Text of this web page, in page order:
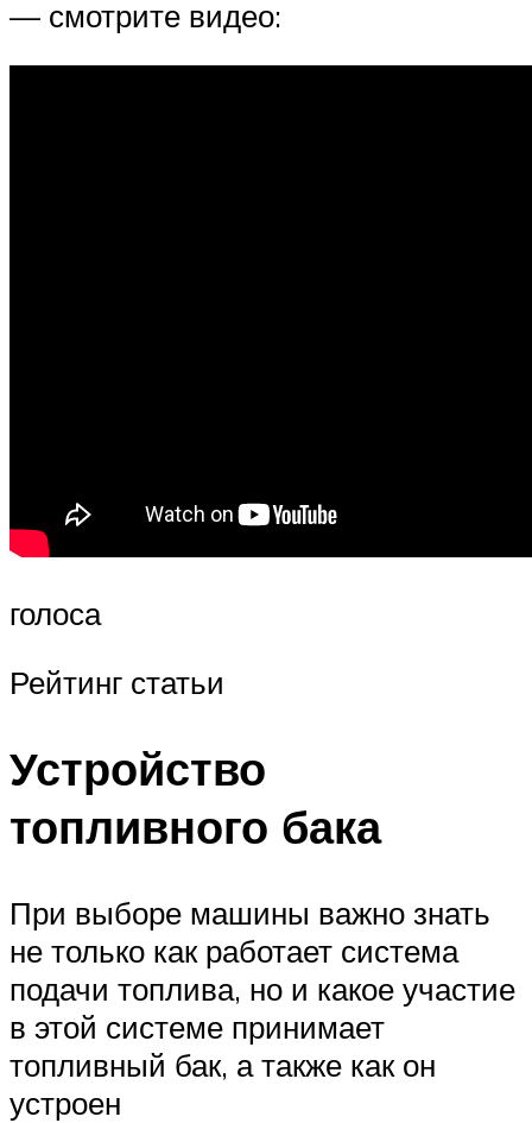
— смотрите видео:
голоса
Рейтинг статьи
Устройство
топливного бака
При выборе машины важно знать
не только как работает система
подачи топлива, но и какое участие
в этой системе принимает
топливный бак, а также как он
устроен